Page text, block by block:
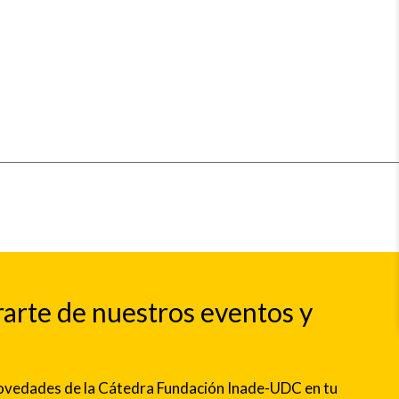
de nuestros eventos y
de la Cátedra Fundación Inade-UDC en tu